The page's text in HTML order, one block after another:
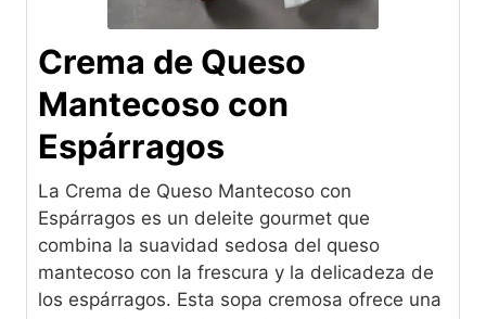
Crema de Queso
Mantecoso con
Espárragos
La Crema de Queso Mantecoso con
Espárragos es un deleite gourmet que
combina la suavidad sedosa del queso
mantecoso con la frescura y la delicadeza de
los espárragos. Esta sopa cremosa ofrece una